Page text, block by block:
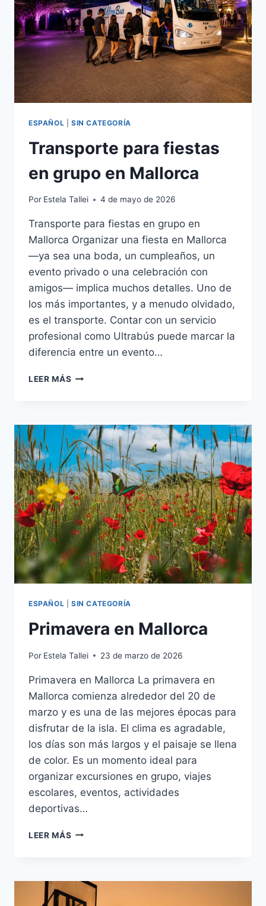
ESPAÑOL SIN CATEGORÍA
Transporte para fiestas
en grupo en Mallorca
Por Estela Tallei 4 de mayo de 2026
Transporte para fiestas en grupo en
Mallorca Organizar una fiesta en Mallorca
—ya sea una boda, un cumpleaños, un
evento privado o una celebración con
amigos— implica muchos detalles. Uno de
los más importantes, y a menudo olvidado,
es el transporte. Contar con un servicio
profesional como Ultrabús puede marcar la
diferencia entre un evento…
LEER MÁS
ESPAÑOL SIN CATEGORÍA
Primavera en Mallorca
Por Estela Tallei 23 de marzo de 2026
Primavera en Mallorca La primavera en
Mallorca comienza alrededor del 20 de
marzo y es una de las mejores épocas para
disfrutar de la isla. El clima es agradable,
los días son más largos y el paisaje se llena
de color. Es un momento ideal para
organizar excursiones en grupo, viajes
escolares, eventos, actividades
deportivas…
LEER MÁS